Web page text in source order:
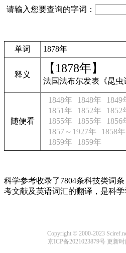
请输入您要查询的字词：
单词 1878年
释义 【1878年】
法国法布尔发表《昆虫
随便看
1848年 1848年 1849
1851年
1852年 1852
1855年
1855年 1856
1857～1927年
1858年
1859年
1859年
科学参考收录了7804条科技类词
考文献及英语词汇的翻译，是科学
Copyright © 2000-2023
京ICP备2021023879号更新时